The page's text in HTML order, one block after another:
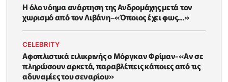
Η όλο νόημα ανάρτηση της Ανδρομάχης μετά τον
χωρισμό από τον Λιβάνη–«Όποιος έχει φως…»
CELEBRITY
Αφοπλιστικά ειλικρινής ο Μόργκαν Φρίμαν-«Αν σε
πληρώσουν αρκετά, παραβλέπεις κάποιες από τις
αδυναμίες του σεναρίου»